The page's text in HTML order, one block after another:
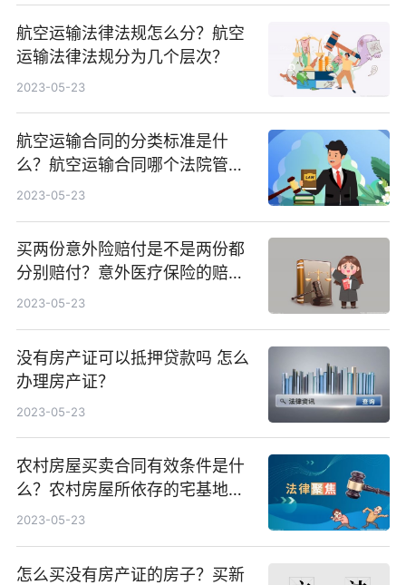
航空运输法律法规怎么分？航空
运输法律法规分为几个层次？
2023-05-23
航空运输合同的分类标准是什
么？航空运输合同哪个法院管
辖？
2023-05-23
买两份意外险赔付是不是两份都
分别赔付？意外医疗保险的赔付
必须满足哪些条件？
2023-05-23
没有房产证可以抵押贷款吗 怎么
办理房产证？
2023-05-23
农村房屋买卖合同有效条件是什
么？农村房屋所依存的宅基地属
于农村集体成员所有吗？
2023-05-23
怎么买没有房产证的房子？买新